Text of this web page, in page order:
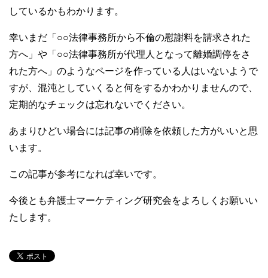
しているかもわかります。
幸いまだ「○○法律事務所から不倫の慰謝料を請求された
方へ」や「○○法律事務所が代理人となって離婚調停をさ
れた方へ」のようなページを作っている人はいないようで
すが、混沌としていくると何をするかわかりませんので、
定期的なチェックは忘れないでください。
あまりひどい場合には記事の削除を依頼した方がいいと思
います。
この記事が参考になれば幸いです。
今後とも弁護士マーケティング研究会をよろしくお願いい
たします。